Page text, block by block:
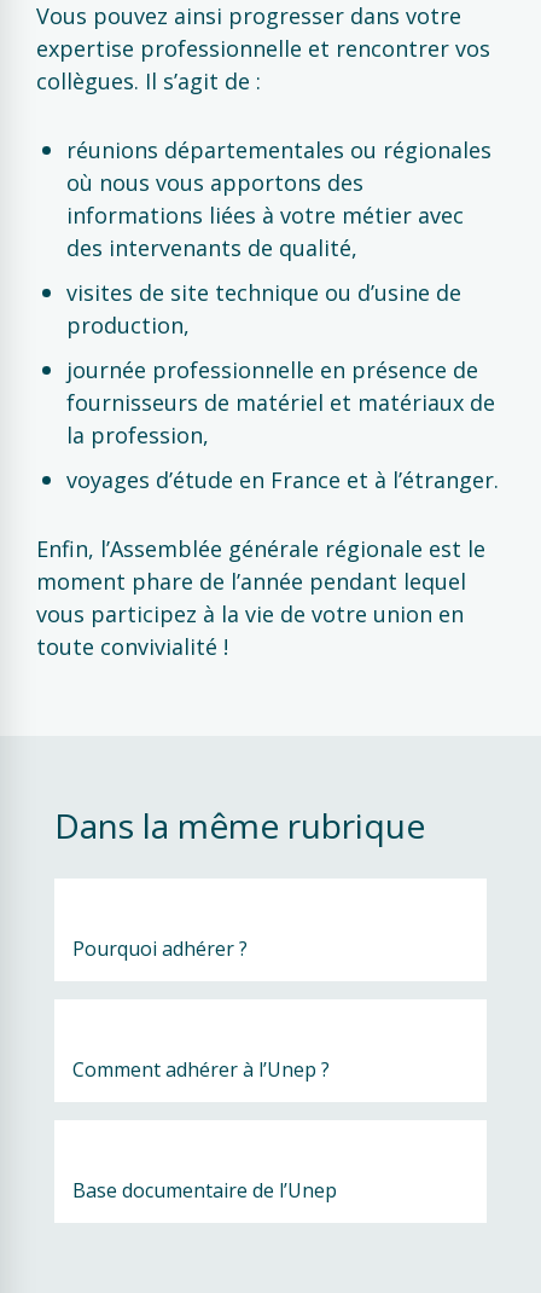
Vous pouvez ainsi progresser dans votre
expertise professionnelle et rencontrer vos
collègues. Il s’agit de :
réunions départementales ou régionales
où nous vous apportons des
informations liées à votre métier avec
des intervenants de qualité,
visites de site technique ou d’usine de
production,
journée professionnelle en présence de
fournisseurs de matériel et matériaux de
la profession,
voyages d’étude en France et à l’étranger.
Enfin, l’Assemblée générale régionale est le
moment phare de l’année pendant lequel
vous participez à la vie de votre union en
toute convivialité !
Dans la même rubrique
Pourquoi adhérer ?
Comment adhérer à l’Unep ?
Base documentaire de l’Unep